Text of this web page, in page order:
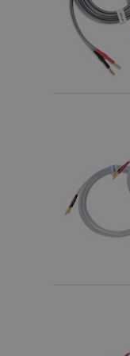
Statistik-Cookies
nicht verwendet
Domain